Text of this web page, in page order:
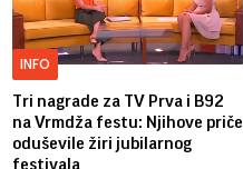
INFO
Tri nagrade za TV Prva i B92
na Vrmdža festu: Njihove priče
oduševile žiri jubilarnog
festivala